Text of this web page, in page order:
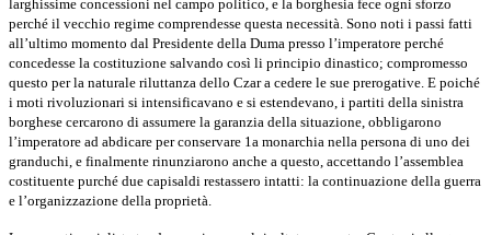
larghissime concessioni nel campo politico, e la borghesia fece ogni sforzo
perché il vecchio regime comprendesse questa necessità. Sono noti i passi fatti
all’ultimo momento dal Presidente della Duma presso l’imperatore perché
concedesse la costituzione salvando così li principio dinastico; com­promesso
questo per la naturale riluttanza dello Czar a cedere le sue prero­gative. E poiché
i moti rivoluzionari si intensificavano e si estendevano, i partiti della sinistra
borghese cercarono di assumere la garanzia della situa­zione, obbligarono
l’imperatore ad abdicare per conservare 1a monarchia nella persona di uno dei
granduchi, e finalmente rinunziarono anche a que­sto, accettando l’assemblea
costituente purché due capisaldi restassero in­tatti: la continuazione della guerra
e l’organizzazione della proprietà.